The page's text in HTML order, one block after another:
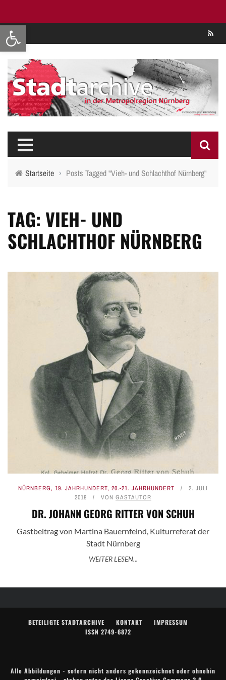
Werkzeugleiste öffnen
Startseite › Posts Tagged "Vieh- und Schlachthof Nürnberg"
TAG: VIEH- UND
SCHLACHTHOF NÜRNBERG
NÜRNBERG, 19. JAHRHUNDERT, 20.-21. JAHRHUNDERT
2. JULI
2018
VON GASTAUTOR
DR. JOHANN GEORG RITTER VON SCHUH
Gastbeitrag von Martina Bauernfeind, Kulturreferat der
Stadt Nürnberg
WEITER LESEN...
BETEILIGTE STADTARCHIVE KONTAKT
IMPRESSUM
ISSN 2749-6872
Alle Abbildungen - sofern nicht anders gekennzeichnet oder ohnehin